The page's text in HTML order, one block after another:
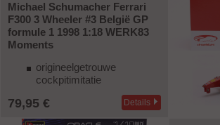
-69%
Michael Schumacher Ferrari
F300 3 Wheeler #3 België GP
formule 1 1998 1:18 WERK83
Moments
origineelgetrouwe
cockpitimitatie
79,95 € Details